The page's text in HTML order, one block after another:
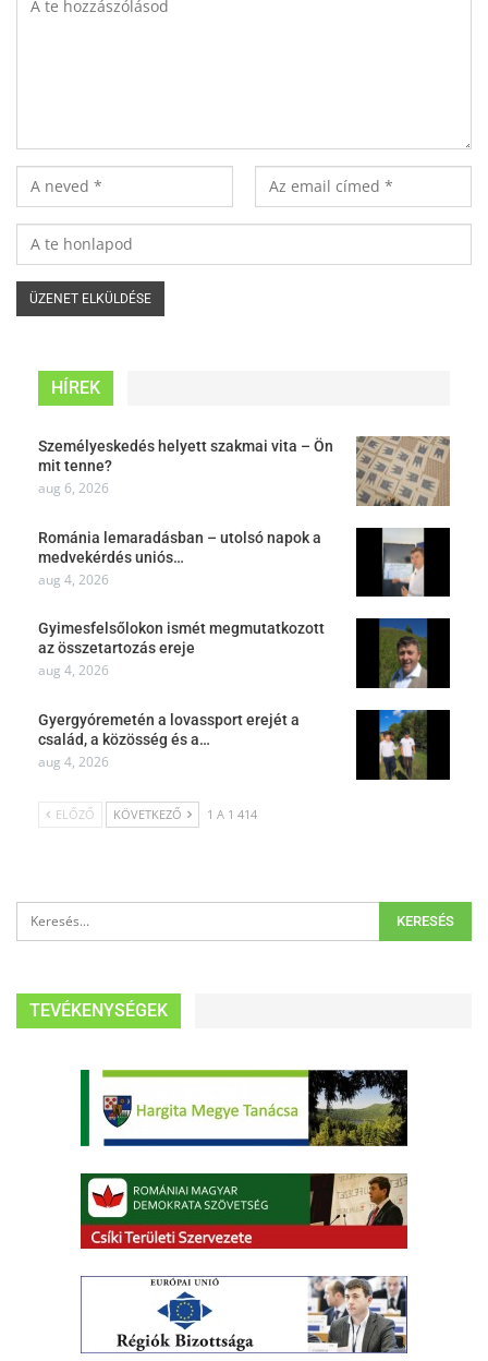
HÍREK
Személyeskedés helyett szakmai vita – Ön
mit tenne?
aug 6, 2026
Románia lemaradásban – utolsó napok a
medvekérdés uniós…
aug 4, 2026
Gyimesfelsőlokon ismét megmutatkozott
az összetartozás ereje
aug 4, 2026
Gyergyóremetén a lovassport erejét a
család, a közösség és a…
aug 4, 2026
ELŐZŐ KÖVETKEZŐ 1 A 1 414
TEVÉKENYSÉGEK